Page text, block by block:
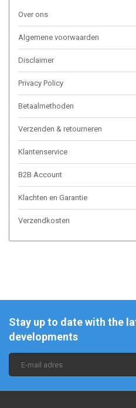
Over ons
Algemene voorwaarden
Disclaimer
Privacy Policy
Betaalmethoden
Verzenden & retourneren
Klantenservice
B2B Account
Klachten en Garantie
Verzendkosten
Stay up to date with the
developments